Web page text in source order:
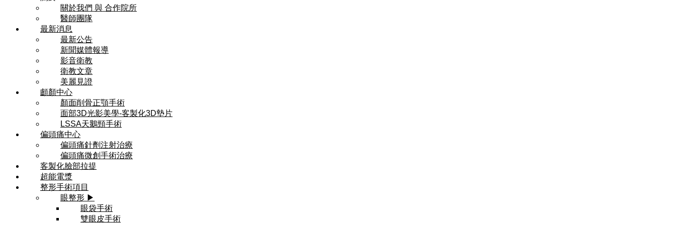
關於我們 與 合作院所
醫師團隊
最新消息
最新公告
新聞媒體報導
影音衛教
衛教文章
美麗見證
顱顏中心
顏面削骨正顎手術
面部3D光影美學-客製化3D墊片
LSSA天鵝頸手術
偏頭痛中心
偏頭痛針劑注射治療
偏頭痛微創手術治療
客製化臉部拉提
超能電漿
整形手術項目
眼整形 ▶
眼袋手術
雙眼皮手術